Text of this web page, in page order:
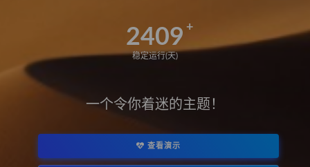
2409
稳定运行(天)
一个令你着迷的主题！
查看演示